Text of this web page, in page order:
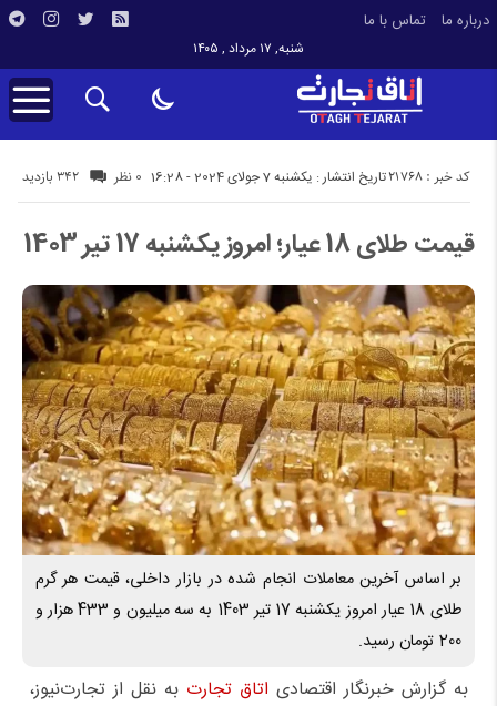
درباره ما تماس با ما
شنبه, ۱۷ مرداد , ۱۴۰۵
تاریخ انتشار : یکشنبه 7 جولای 2024 - 16:28 342 بازدید کد خبر : 21768 0 نظر
قیمت طلای 18 عیار؛ امروز یکشنبه 17 تیر 1403
بر اساس آخرین معاملات انجام شده در بازار داخلی، قیمت هر گرم
طلای 18 عیار امروز یکشنبه 17 تیر 1403 به سه میلیون و 433 هزار و
200 تومان رسید.
به گزارش خبرنگار اقتصادیاتاق تجارت به نقل از تجارت‌نیوز،